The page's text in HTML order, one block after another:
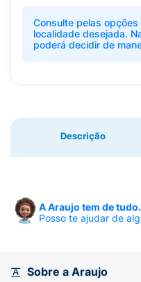
Consulte pelas
localidade desejada.
poderá decidir de
Descrição
A Araujo tem de tudo.
Posso te ajudar de
Sobre a Araujo